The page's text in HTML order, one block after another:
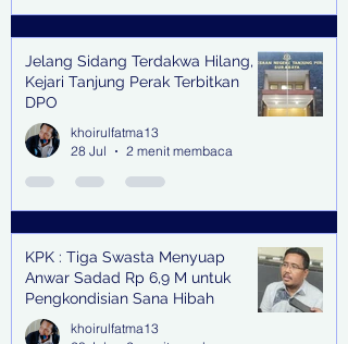
Jelang Sidang Terdakwa Hilang,
Kejari Tanjung Perak Terbitkan
DPO
khoirulfatma13
28 Jul
2 menit membaca
KPK : Tiga Swasta Menyuap
Anwar Sadad Rp 6,9 M untuk
Pengkondisian Sana Hibah
khoirulfatma13